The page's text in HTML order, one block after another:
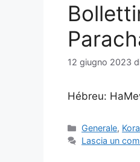
12 giugno 2023
Hébreu:
Generale,
Lascia un